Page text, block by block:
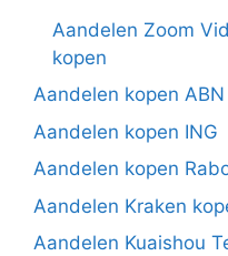
Aandelen Zoom
kopen
Aandelen kopen ABN
Aandelen kopen ING
Aandelen kopen
Aandelen Kraken
Aandelen Kuaishou